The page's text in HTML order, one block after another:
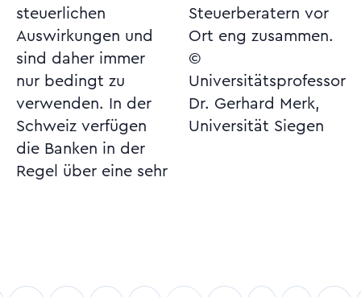
steuerlichen
Auswirkungen und
sind daher immer
nur bedingt zu
verwenden. In der
Schweiz verfügen
die Banken in der
Regel über eine sehr
Steuerberatern vor
Ort eng zusammen.
©
Universitätsprofessor
Dr. Gerhard Merk,
Universität Siegen